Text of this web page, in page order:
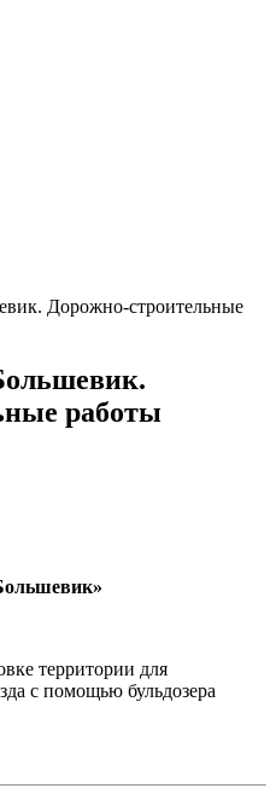
Дорожно-строительные
работы
территории для
с помощью бульдозера